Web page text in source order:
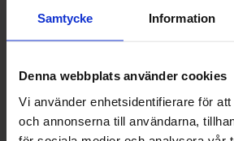
Samtycke Information
Denna webbplats använder cookies
Vi använder enhetsidentifierare för
och annonserna till användarna,
Frisia Fruit Sugarfree 1.5kg
209.90 kr